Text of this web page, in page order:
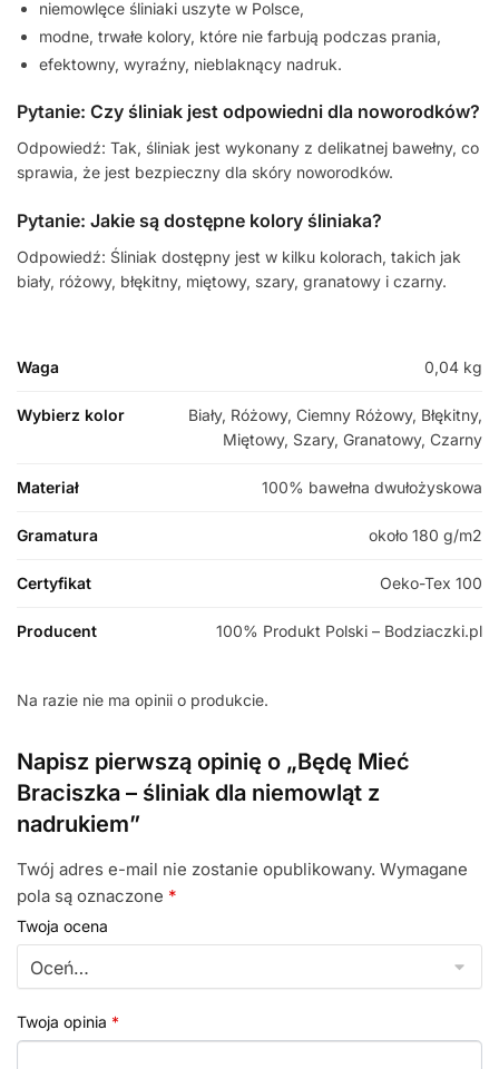
niemowlęce śliniaki uszyte w Polsce,
modne, trwałe kolory, które nie farbują podczas prania,
efektowny, wyraźny, nieblaknący nadruk.
Pytanie: Czy śliniak jest odpowiedni dla noworodków?
Odpowiedź: Tak, śliniak jest wykonany z delikatnej bawełny, co
sprawia, że jest bezpieczny dla skóry noworodków.
Pytanie: Jakie są dostępne kolory śliniaka?
Odpowiedź: Śliniak dostępny jest w kilku kolorach, takich jak
biały, różowy, błękitny, miętowy, szary, granatowy i czarny.
Waga 0,04 kg
Wybierz kolor
Biały, Różowy, Ciemny Różowy, Błękitny,
Miętowy, Szary, Granatowy, Czarny
Materiał 100% bawełna dwułożyskowa
Gramatura około 180 g/m2
Certyfikat Oeko-Tex 100
Producent 100% Produkt Polski – Bodziaczki.pl
Na razie nie ma opinii o produkcie.
Napisz pierwszą opinię o „Będę Mieć
Braciszka – śliniak dla niemowląt z
nadrukiem”
Twój adres e-mail nie zostanie opublikowany. Wymagane
pola są oznaczone *
Twoja ocena
Twoja opinia *